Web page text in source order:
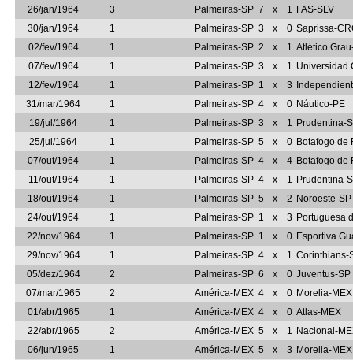
26/jan/1964
3 Palmeiras-SP 7 x 1 FAS-SLV
30/jan/1964
1 Palmeiras-SP 3 x 0 Saprissa-
02/fev/1964
1 Palmeiras-SP 2 x 1 Atlético
07/fev/1964
1 Palmeiras-SP 3 x 1 Universidad
12/fev/1964
1 Palmeiras-SP 1 x 3
31/mar/1964
1 Palmeiras-SP 4 x 0 Náutico-PE
19/jul/1964
1 Palmeiras-SP 3 x 1 Prudentina-
25/jul/1964
1 Palmeiras-SP 5 x 0 Botafogo de
07/out/1964
1 Palmeiras-SP 4 x 4 Botafogo de
11/out/1964
1 Palmeiras-SP 4 x 1 Prudentina-
18/out/1964
1 Palmeiras-SP 5 x 2 Noroeste-SP
24/out/1964
1 Palmeiras-SP 1 x 3 Portuguesa
22/nov/1964
1 Palmeiras-SP 1 x 0 Esportiva
29/nov/1964
1 Palmeiras-SP 4 x 1 Corinthians-
05/dez/1964
2 Palmeiras-SP 6 x 0 Juventus-SP
07/mar/1965
2 América-MEX 4 x 0 Morelia-MEX
01/abr/1965
1 América-MEX 4 x 0 Atlas-MEX
22/abr/1965
2 América-MEX 5 x 1 Nacional-
06/jun/1965
1 América-MEX 5 x 3 Morelia-MEX